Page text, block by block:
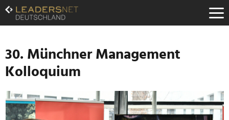
Zum
Inhalt
Zur
Navigation
Zur
Hauptnavigation
30. Münchner Management
Kolloquium